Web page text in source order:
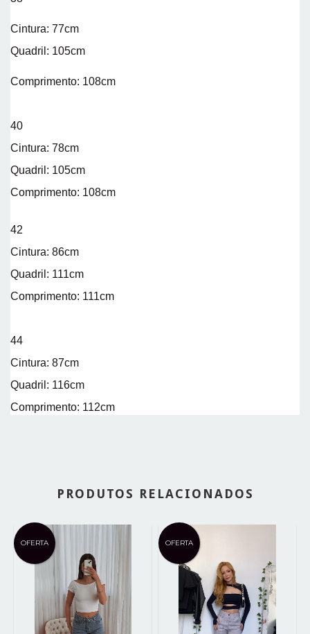
Cintura: 77cm
Quadril: 105cm
Comprimento: 108cm
40
Cintura: 78cm
Quadril: 105cm
Comprimento: 108cm
42
Cintura: 86cm
Quadril: 111cm
Comprimento: 111cm
44
Cintura: 87cm
Quadril: 116cm
Comprimento: 112cm
PRODUTOS RELACIONADOS
OFERTA OFERTA